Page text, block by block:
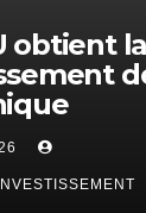
obtient